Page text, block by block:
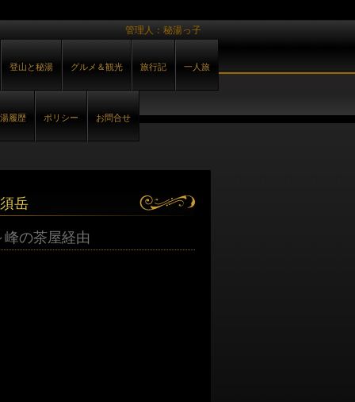
管理人：秘湯っ子
登山と秘湯 グルメ＆観光 旅行記 一人旅
湯履歴 ポリシー お問合せ
岳
峰の茶屋経由